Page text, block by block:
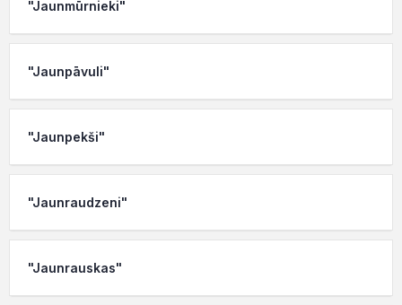
"Jaunmūrnieki"
"Jaunpāvuli"
"Jaunpekši"
"Jaunraudzeni"
"Jaunrauskas"